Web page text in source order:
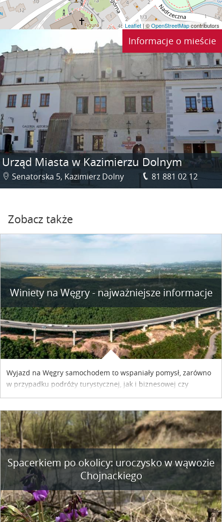
Leaflet | ©OpenStreetMapcontributors
Informacje o mieście
Urząd Miasta w Kazimierzu Dolnym
Senatorska 5, Kazimierz Dolny 81 881 02 12
Zobacz także
Winiety na Węgry - najważniejsze informacje
Wyjazd na Węgry samochodem to wspaniały pomysł, zarówno
w przypadku podróży turystycznej, jak i biznesowej czy
służbowej. Pamiętać tylko trzeba o wykupieniu winiety, co
współpracy reklamowej z Hungary Vignette.
Spacerkiem po okolicy: uroczysko w wąwozie
Chojnackiego